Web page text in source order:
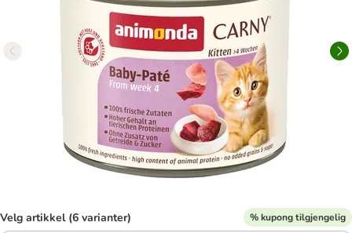
Velg artikkel (6 varianter) % kupong tilgjengelig